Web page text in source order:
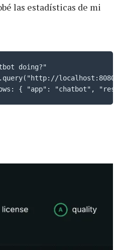
las estadísticas de mi
doing?"
{ "app": "chatbot",